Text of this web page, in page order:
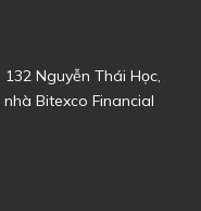
Nguyễn Thái Học,
Bitexco Financial